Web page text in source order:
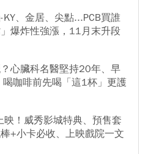
、金居、尖點...PCB買誰
爆炸性強漲，11月末升段
心臟科名醫堅持20年、早
咖啡前先喝「這1杯」更護
映！威秀影城特典、預售套
+小卡必收、上映戲院一文